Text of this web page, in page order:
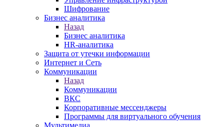
Шифрование
Бизнес аналитика
Назад
Бизнес аналитика
HR-аналитика
Защита от утечки информации
Интернет и Сеть
Коммуникации
Назад
Коммуникации
ВКС
Корпоративные мессенджеры
Программы для виртуального обучения
Мультимедиа